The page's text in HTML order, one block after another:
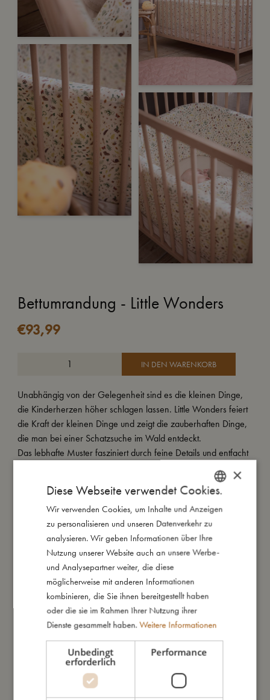
Bettumrandung - Little Wonders
€93,99
IN DEN WARENKORB
Unabhängig von der Gelegenheit sind es die kleinen Dinge,
die Kinderherzen höher schlagen lassen. Little Wonders feiert
die Kraft der kleinen Dinge und zeigt die zauberhaften Dinge,
die man bei einer Schatzsuche im Wald entdeckt.
Das lebhafte Muster fasziniert durch feine Details und entfacht
Ergänze Dein Bettzeug mit unseren wunderschönen
Bettumrandungen. Auch sie sind natürlich mit einem Bezug aus
100 % GOTS-zertifizierter Biobaumwolle ausgestattet.
Unsere Bettumrandungen sind gemacht, um eine gemütliche
Atmosphäre in fast jedem Gitterbett zu schaffen. Solltest Du
eine kleinere Wiege haben, kannst Du die Enden der
Bettumrandung übereinanderlegen, um den Umkreis zu
verkleinern.
Dank des 4 cm dicken Polyesterschaumkerns ist es nicht nötig,
die Bettumrandung mit z. B. Schnüren am Gitterbett zu
befestigen. Darüber hinaus stellt die besonders dicke Qualität
sicher, dass Dein Baby nicht mit dem Kopf an die harten Gitter
Durch den Reißverschluss ist die Bettumrandung einfach zu
DANISH
ENGLISH
GERMAN
×
Diese Webseite verwendet Cookies.
Wir verwenden Cookies, um Inhalte und Anzeigen
zu personalisieren und unseren Datenverkehr zu
analysieren. Wir geben Informationen über Ihre
Nutzung unserer Website auch an unsere Werbe-
und Analysepartner weiter, die diese
möglicherweise mit anderen Informationen
kombinieren, die Sie ihnen bereitgestellt haben
oder die sie im Rahmen Ihrer Nutzung ihrer
Dienste gesammelt haben. Weitere Informationen
Unbedingt
erforderlich
Performance